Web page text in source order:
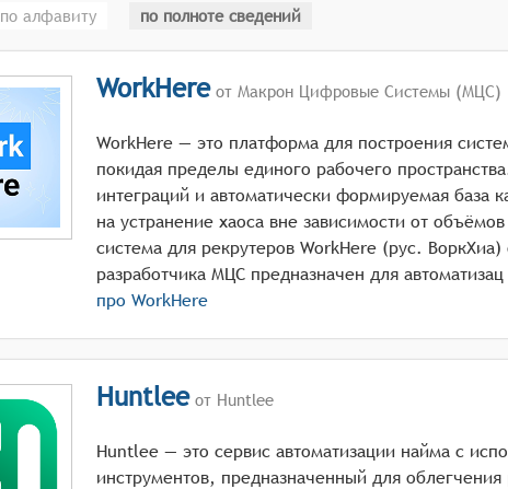
по алфавиту по полноте сведений
WorkHereот Макрон Цифровые Системы (МЦС)
WorkHere — это платформа для построения
покидая пределы единого рабочего
интеграций и автоматически формируемая база
на устранение хаоса вне зависимости от
система для рекрутеров WorkHere (рус.
про WorkHere
Huntleeот Huntlee
Huntlee — это сервис автоматизации найма с
инструментов, предназначенный для облегчения